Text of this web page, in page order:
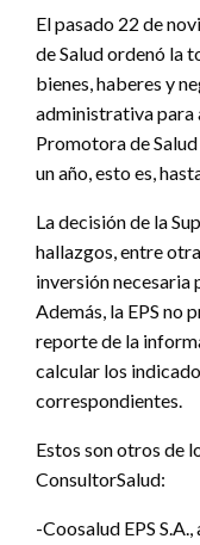
El pasado 22 de
de Salud ordenó la
bienes, haberes y
administrativa para
Promotora de
un año, esto es,
La decisión de la
hallazgos, entre
inversión necesaria
Además, la EPS no
reporte de la
calcular los
correspondientes.
Estos son otros de
ConsultorSalud:
-Coosalud EPS